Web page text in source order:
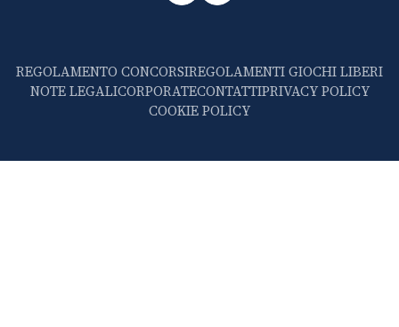
REGOLAMENTO CONCORSIREGOLAMENTI GIOCHI LIBERI
NOTE LEGALICORPORATECONTATTIPRIVACY POLICY
COOKIE POLICY